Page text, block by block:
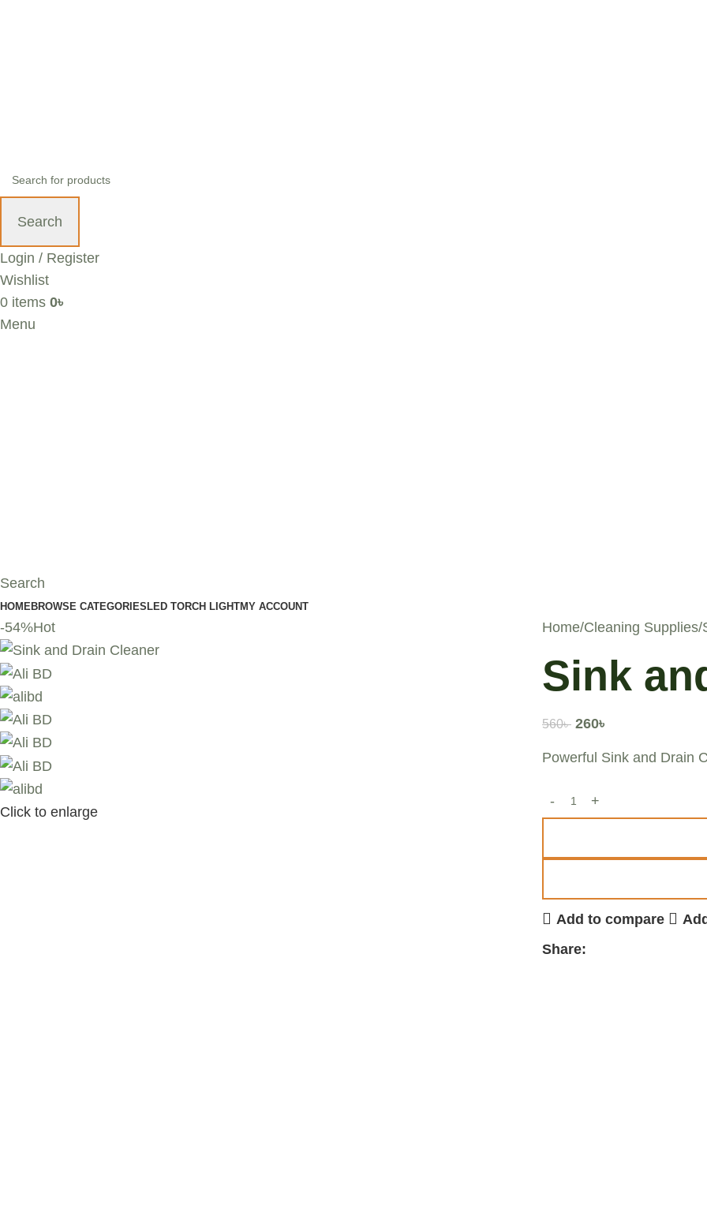
Search
Login / Register
Wishlist
0 items 0৳
Menu
Search
HOMEBROWSE CATEGORIES LED TORCH LIGHTMY ACCOUNT
-54%Hot
Click to enlarge
Home Cleaning Supplies
Sink
560৳ 260৳
Powerful Sink and Drain
Add to compare
Share: